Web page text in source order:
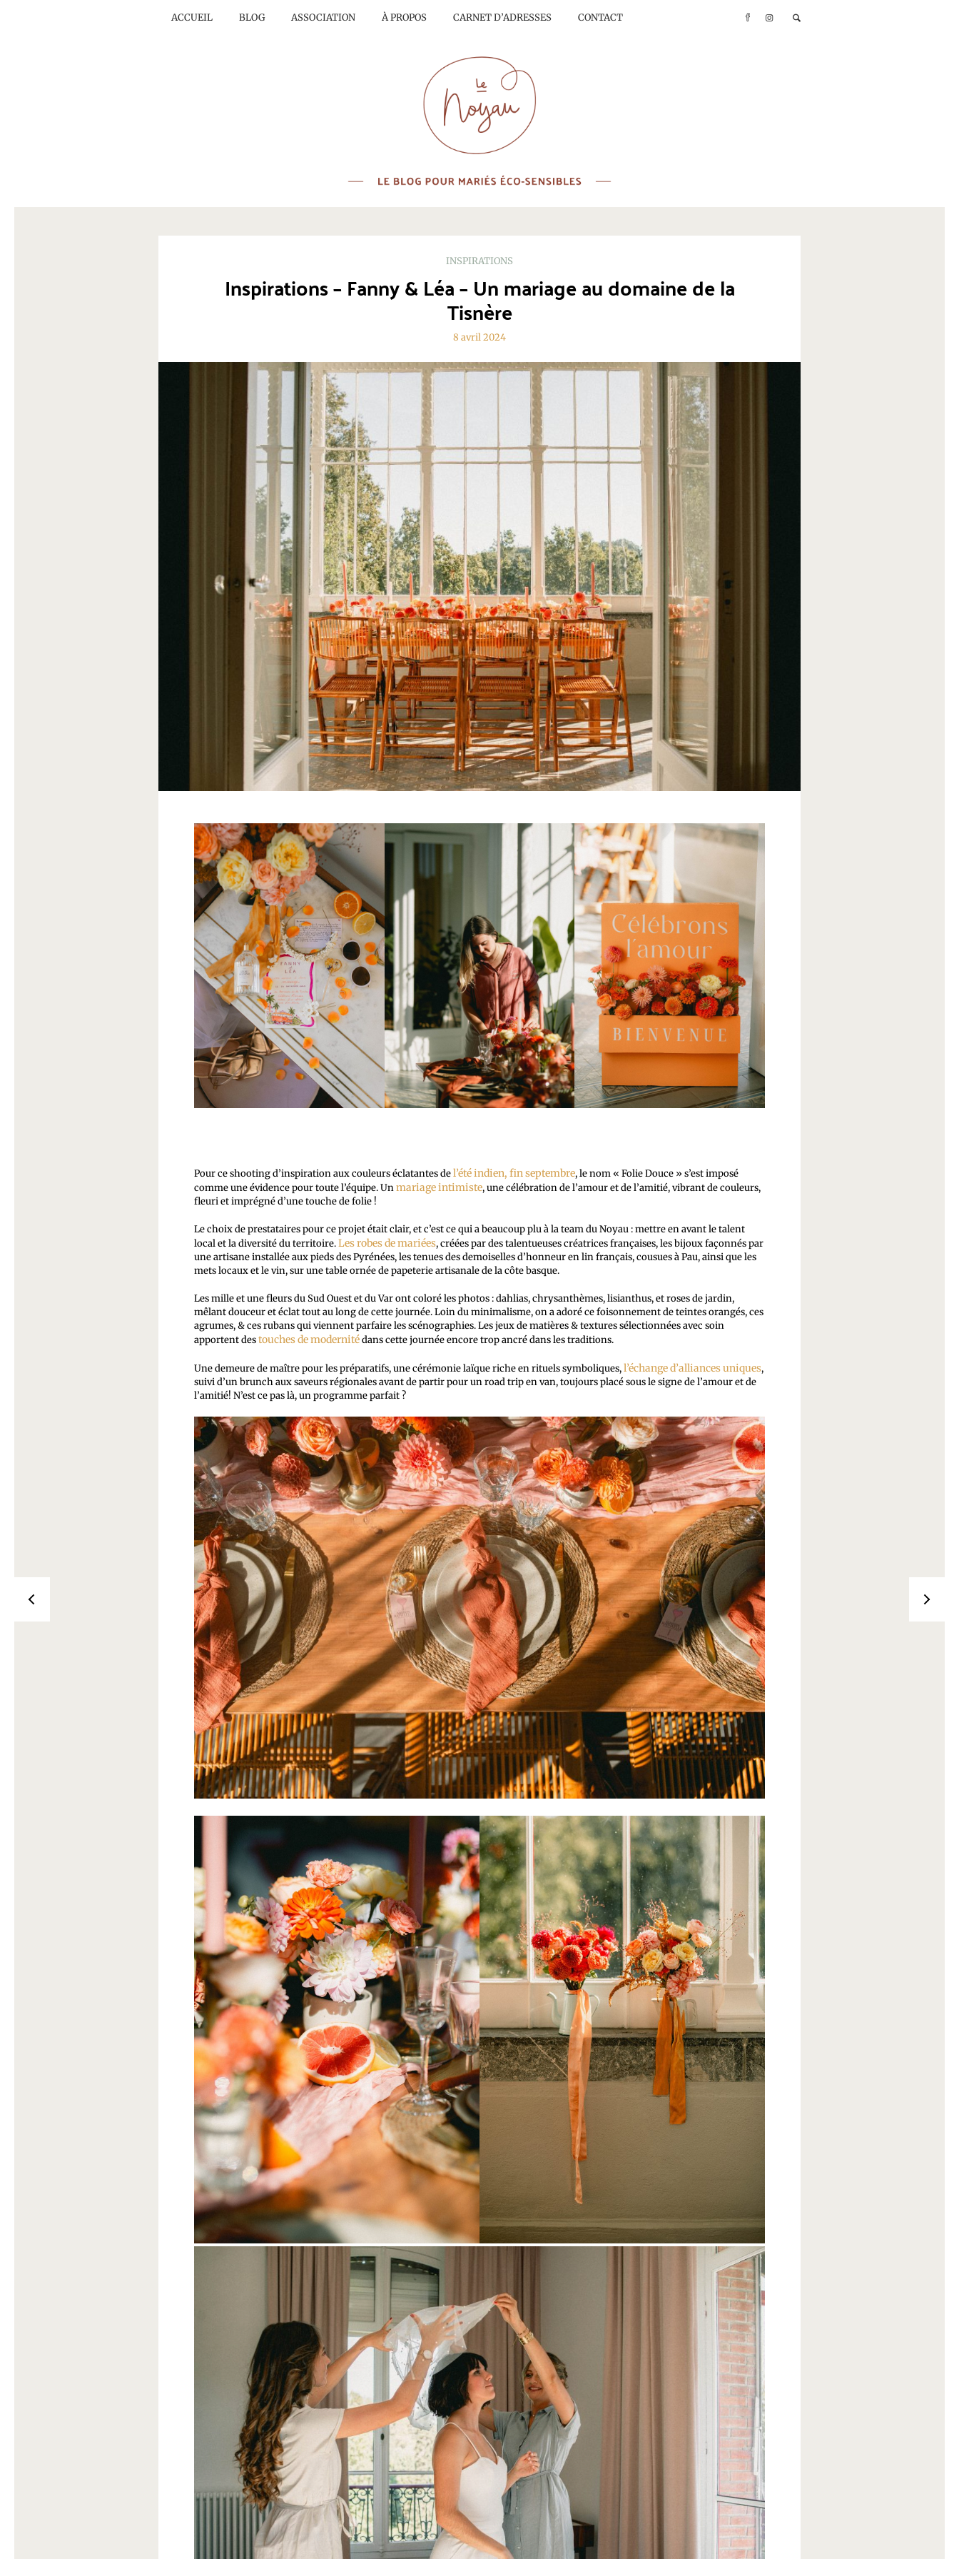
ACCUEIL BLOG ASSOCIATION À PROPOS CARNET D’ADRESSES CONTACT
INSPIRATIONS
Inspirations – Fanny & Léa – Un mariage au domaine de la
Tisnère
8 avril 2024
Pour ce shooting d’inspiration aux couleurs éclatantes del’été indien, fin septembre, le nom « Folie Douce » s’est imposé
comme une évidence pour toute l’équipe. Unmariage intimiste, une célébration de l’amour et de l’amitié, vibrant de couleurs,
fleuri et imprégné d’une touche de folie !
Le choix de prestataires pour ce projet était clair, et c’est ce qui a beaucoup plu à la team du Noyau : mettre en avant le talent
local et la diversité du territoire.Les robes de mariées, créées par des talentueuses créatrices françaises, les bijoux façonnés par
une artisane installée aux pieds des Pyrénées, les tenues des demoiselles d’honneur en lin français, cousues à Pau, ainsi que les
mets locaux et le vin, sur une table ornée de papeterie artisanale de la côte basque.
Les mille et une fleurs du Sud Ouest et du Var ont coloré les photos : dahlias, chrysanthèmes, lisianthus, et roses de jardin,
mêlant douceur et éclat tout au long de cette journée. Loin du minimalisme, on a adoré ce foisonnement de teintes orangés, ces
agrumes, & ces rubans qui viennent parfaire les scénographies. Les jeux de matières & textures sélectionnées avec soin
apportent destouches de modernitédans cette journée encore trop ancré dans les traditions.
Une demeure de maître pour les préparatifs, une cérémonie laïque riche en rituels symboliques,l’échange d’alliances uniques,
suivi d’un brunch aux saveurs régionales avant de partir pour un road trip en van, toujours placé sous le signe de l’amour et de
l’amitié! N’est ce pas là, un programme parfait ?